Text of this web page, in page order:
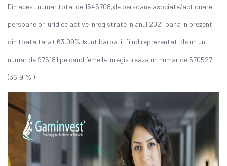
Din acest numar total de 1545708,de persoane asociate/actionare
persoanelor juridice active inregistrate in anul 2021 pana in prezent,
din toata tara ( 63,09% )sunt barbati, fiind reprezentati de un un
numar de 975181 pe cand femeile inregistreaza un numar de 570527
(36,91% )